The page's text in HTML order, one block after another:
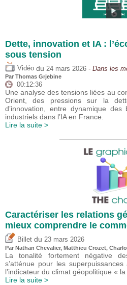
Dette, innovation et IA :
sous tension
Vidéo du 24 mars 2026 - Dans les
Par Thomas Grjebine
00:12:36
Une analyse des tensions liées au
Orient, des pressions sur la
d’innovation, entre dynamique
industriels dans l’IA en France.
Lire la suite >
Caractériser les relations
mieux comprendre le
Billet du 23 mars 2026
Par Nathan Chevalier, Matthieu Crozet,
La tonalité fortement négative
s’atténue pour les
l’indicateur du climat géopolitique «
Lire la suite >